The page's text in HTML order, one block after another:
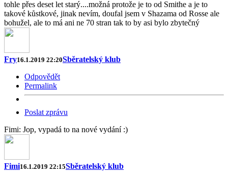
tohle přes deset let starý....možná protože je to od Smithe a je to
takové kůstkové, jinak nevím, doufal jsem v Shazama od Rosse ale
bohužel, ale to má ani ne 70 stran tak to by asi bylo zbytečný
Fry16.1.2019 22:20Sběratelský klub
Odpovědět
Permalink
Poslat zprávu
Fimi: Jop, vypadá to na nové vydání :)
Fimi16.1.2019 22:15Sběratelský klub